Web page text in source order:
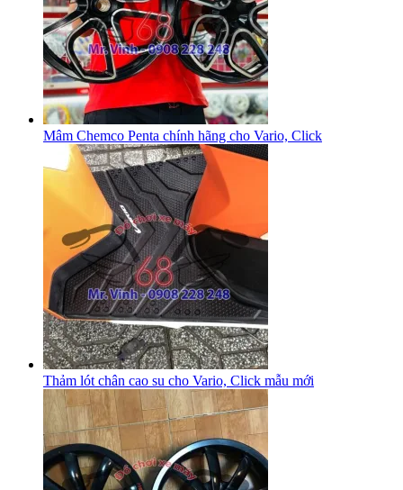
Mâm Chemco Penta chính hãng cho Vario, Click
Thảm lót chân cao su cho Vario, Click mẫu mới